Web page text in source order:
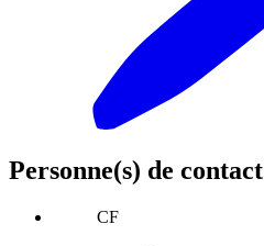
Personne(s) de contact
CF